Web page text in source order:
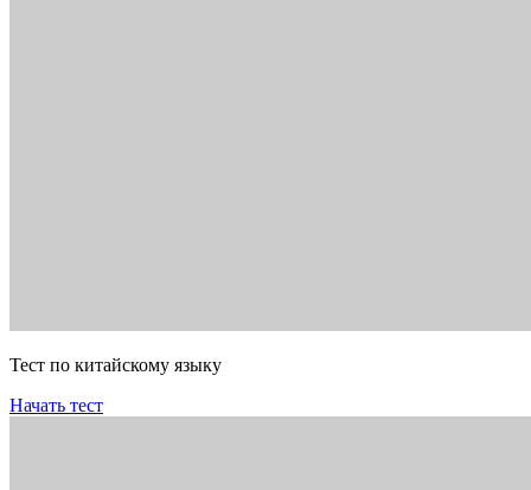
Тест по китайскому языку
Начать тест